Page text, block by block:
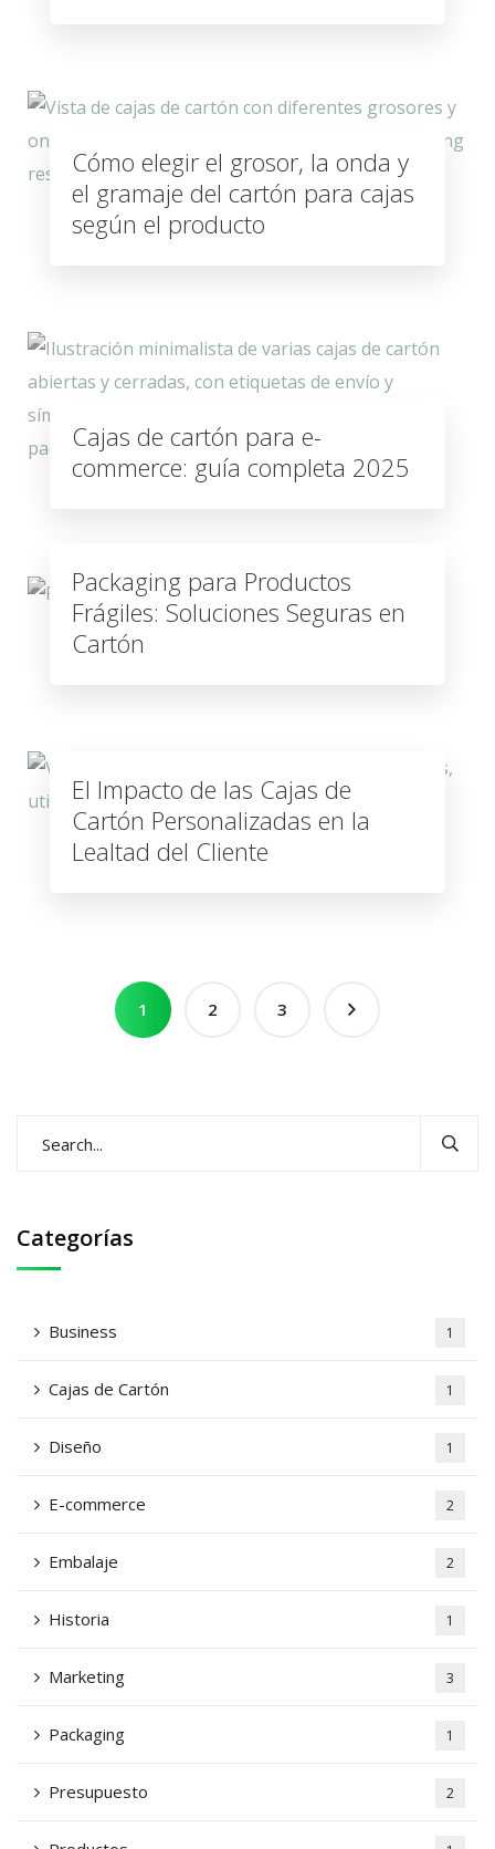
Cómo elegir el grosor, la onda y
el gramaje del cartón para cajas
según el producto
Cajas de cartón para e-
commerce: guía completa 2025
Packaging para Productos
Frágiles: Soluciones Seguras en
Cartón
El Impacto de las Cajas de
Cartón Personalizadas en la
Lealtad del Cliente
1 2 3
Categorías
Business 1
Cajas de Cartón 1
Diseño 1
E-commerce 2
Embalaje 2
Historia 1
Marketing 3
Packaging 1
Presupuesto 2